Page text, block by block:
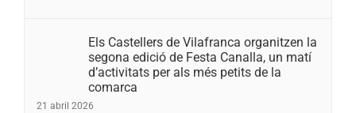
Els Castellers de Vilafranca organitzen la
segona edició de Festa Canalla, un matí
d’activitats per als més petits de la
comarca
21 abril 2026